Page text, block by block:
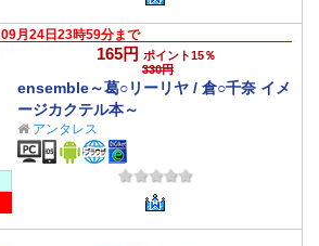
09月24日23時59分まで
165円 ポイント15％
330円
ensemble～葛○リーリヤ / 倉○千奈 イメ
ージカクテル本～
アンタレス